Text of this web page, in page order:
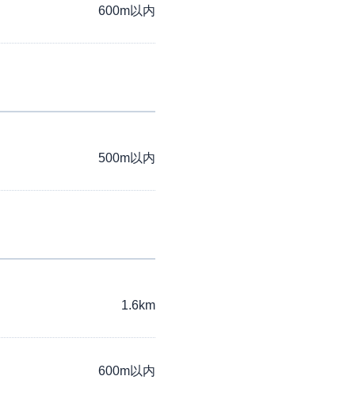
600m以内
500m以内
1.6km
600m以内